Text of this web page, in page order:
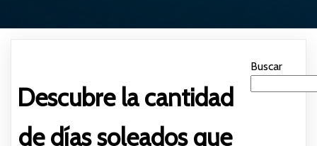
Descubre la cantidad
de días soleados que
Buscar